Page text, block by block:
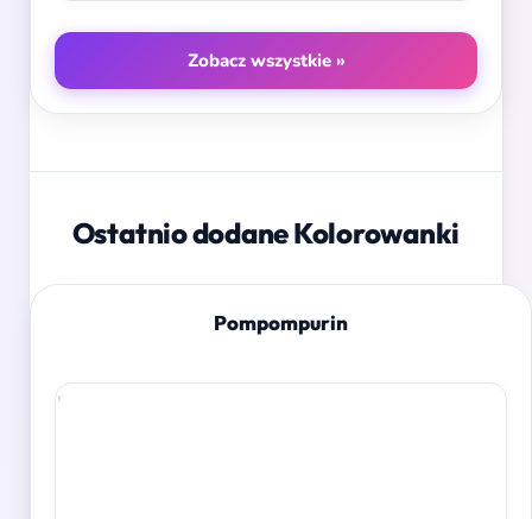
Zobacz wszystkie »
Ostatnio dodane Kolorowanki
Pompompurin